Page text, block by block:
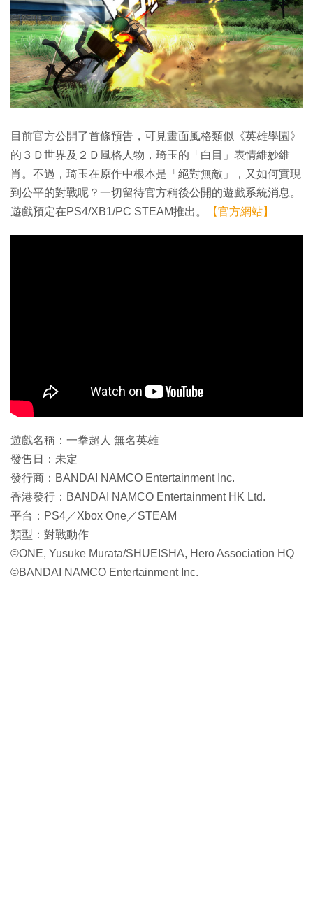
目前官方公開了首條預告，可見畫面風格類似《英雄學園》
的３Ｄ世界及２Ｄ風格人物，琦玉的「白目」表情維妙維
肖。不過，琦玉在原作中根本是「絕對無敵」，又如何實現
到公平的對戰呢？一切留待官方稍後公開的遊戲系統消息。
遊戲預定在PS4/XB1/PC STEAM推出。
【官方網站】
遊戲名稱：一拳超人 無名英雄
發售日：未定
發行商：BANDAI NAMCO Entertainment Inc.
香港發行：BANDAI NAMCO Entertainment HK Ltd.
平台：PS4／Xbox One／STEAM
類型：對戰動作
©ONE, Yusuke Murata/SHUEISHA, Hero Association HQ
©BANDAI NAMCO Entertainment Inc.